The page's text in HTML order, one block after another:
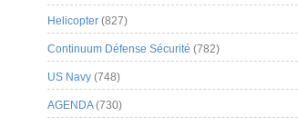
Helicopter (827)
Continuum Défense Sécurité (782)
US Navy (748)
AGENDA(730)